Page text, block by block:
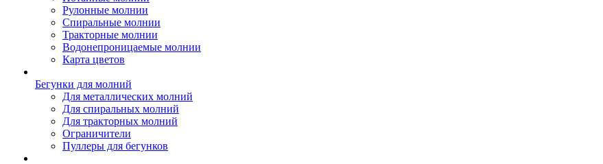
Рулонные молнии
Спиральные молнии
Тракторные молнии
Водонепроницаемые молнии
Карта цветов
Бегунки для молний
Для металлических молний
Для спиральных молний
Для тракторных молний
Ограничители
Пуллеры для бегунков